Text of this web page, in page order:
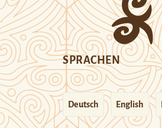
SPRACHEN
Deutsch English